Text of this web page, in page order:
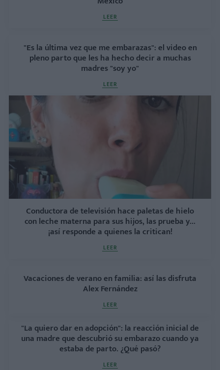
LEER
"Es la última vez que me embarazas": el video en
pleno parto que les ha hecho decir a muchas
madres "soy yo"
LEER
Conductora de televisión hace paletas de hielo
con leche materna para sus hijos, las prueba y...
¡así responde a quienes la critican!
LEER
Vacaciones de verano en familia: así las disfruta
Alex Fernández
LEER
"La quiero dar en adopción": la reacción inicial de
una madre que descubrió su embarazo cuando ya
estaba de parto. ¿Qué pasó?
LEER